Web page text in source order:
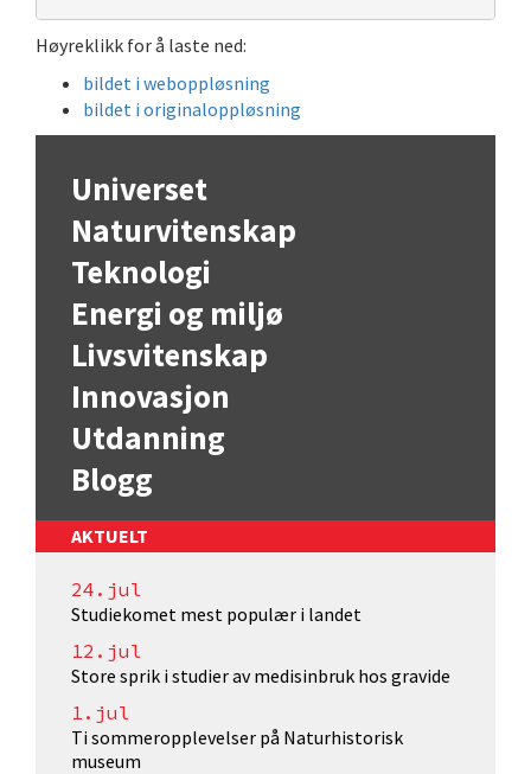
Høyreklikk for å laste ned:
bildet i weboppløsning
bildet i originaloppløsning
Universet
Naturvitenskap
Teknologi
Energi og miljø
Livsvitenskap
Innovasjon
Utdanning
Blogg
AKTUELT
24.jul
Studiekomet mest populær i landet
12.jul
Store sprik i studier av medisinbruk hos gravide
1.jul
Ti sommeropplevelser på Naturhistorisk
museum